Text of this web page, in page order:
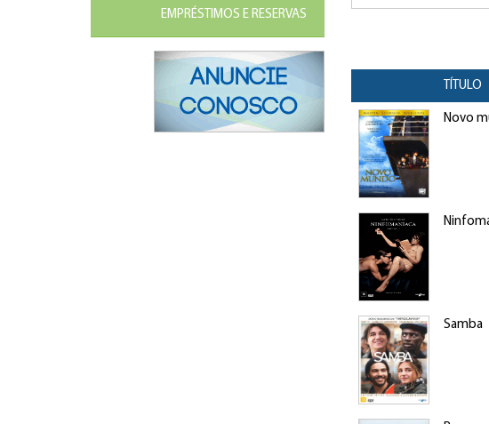
EMPRÉSTIMOS E RESERVAS
TÍTULO
Novo
Samba